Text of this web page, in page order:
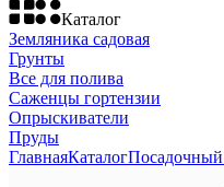
Каталог
Земляника садовая
Грунты
Все для полива
Саженцы гортензии
Опрыскиватели
Пруды
ГлавнаяКаталогПосадочный